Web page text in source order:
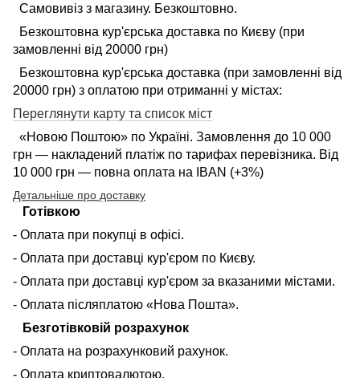
Самовивіз з магазину. Безкоштовно.
Безкоштовна кур'єрська доставка по Києву (при
замовленні від 20000 грн)
Безкоштовна кур'єрська доставка (при замовленні від
20000 грн) з оплатою при отриманні у містах:
Переглянути карту та список міст
«Новою Поштою» по Україні. Замовлення до 10 000
грн — накладений платіж по тарифах перевізника. Від
10 000 грн — повна оплата на IBAN (+3%)
Детальніше про доставку
Готівкою
- Оплата при покупці в офісі.
- Оплата при доставці кур'єром по Києву.
- Оплата при доставці кур'єром за вказаними містами.
- Оплата післяплатою «Нова Пошта».
Безготівковій розрахунок
- Оплата на розрахунковий рахунок.
- Оплата криптовалютою.